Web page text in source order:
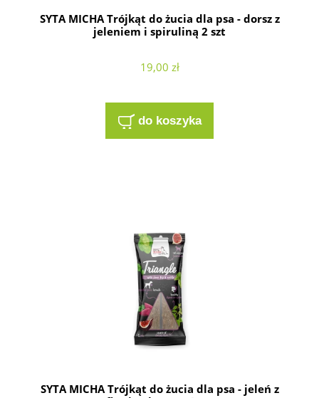
SYTA MICHA Trójkąt do żucia dla psa - dorsz z
jeleniem i spiruliną 2 szt
19,00 zł
do koszyka
SYTA MICHA Trójkąt do żucia dla psa - jeleń z